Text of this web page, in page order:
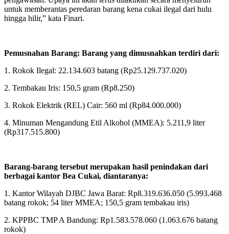
untuk memberantas peredaran barang kena cukai ilegal dari hulu
hingga hilir,” kata Finari.
Pemusnahan Barang: Barang yang dimusnahkan terdiri dari:
1. Rokok Ilegal: 22.134.603 batang (Rp25.129.737.020)
2. Tembakau Iris: 150,5 gram (Rp8.250)
3. Rokok Elektrik (REL) Cair: 560 ml (Rp84.000.000)
4. Minuman Mengandung Etil Alkohol (MMEA): 5.211,9 liter
(Rp317.515.800)
Barang-barang tersebut merupakan hasil penindakan dari
berbagai kantor Bea Cukai, diantaranya:
1. Kantor Wilayah DJBC Jawa Barat: Rp8.319.636.050 (5.993.468
batang rokok; 54 liter MMEA; 150,5 gram tembakau iris)
2. KPPBC TMP A Bandung: Rp1.583.578.060 (1.063.676 batang
rokok)